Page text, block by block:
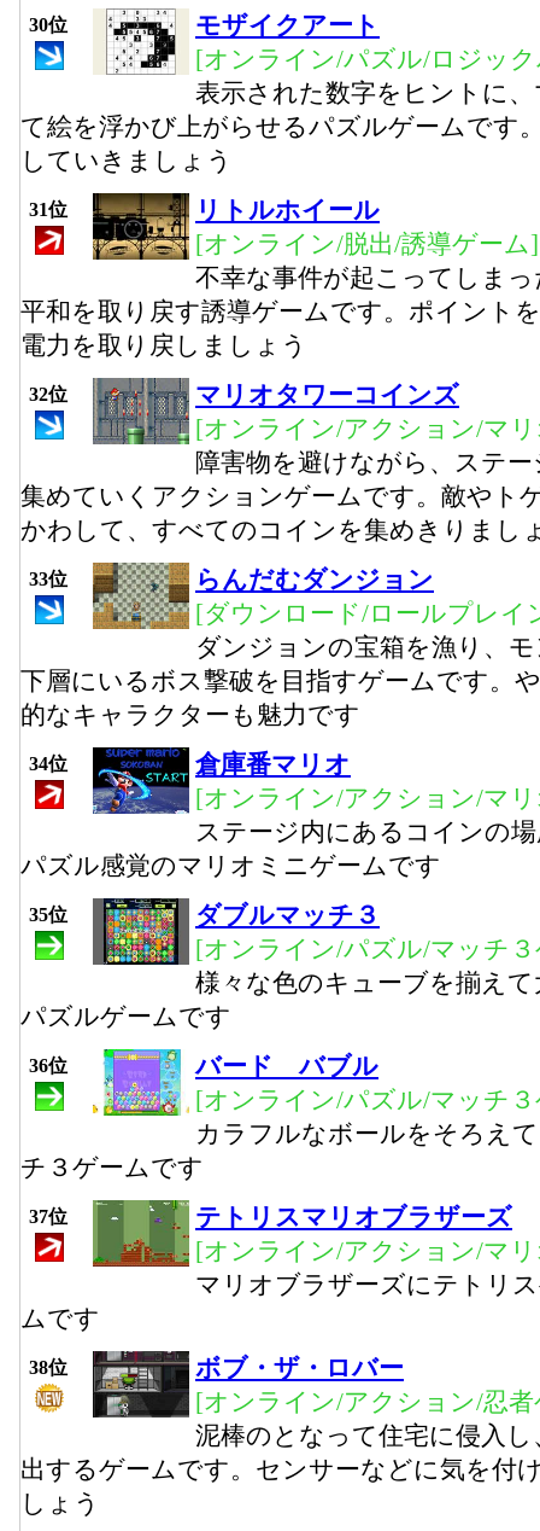
30位
モザイクアート
[オンライン/パズル/ロジッ
表示された数字をヒントに
て絵を浮かび上がらせるパズルゲームです
していきましょう
31位
リトルホイール
[オンライン/脱出/誘導ゲーム]
不幸な事件が起こってしま
平和を取り戻す誘導ゲームです。ポイント
電力を取り戻しましょう
32位
マリオタワーコインズ
[オンライン/アクション/マ
障害物を避けながら、ステ
集めていくアクションゲームです。敵やト
かわして、すべてのコインを集めきりまし
33位
らんだむダンジョン
[ダウンロード/ロールプレイ
ダンジョンの宝箱を漁り、
下層にいるボス撃破を目指すゲームです。
的なキャラクターも魅力です
34位
倉庫番マリオ
[オンライン/アクション/マ
ステージ内にあるコインの
パズル感覚のマリオミニゲームです
35位
ダブルマッチ３
[オンライン/パズル/マッチ
様々な色のキューブを揃え
パズルゲームです
36位
バード バブル
[オンライン/パズル/マッチ
カラフルなボールをそろえ
チ３ゲームです
37位
テトリスマリオブラザーズ
[オンライン/アクション/マ
マリオブラザーズにテトリ
ムです
38位
ボブ・ザ・ロバー
[オンライン/アクション/忍
泥棒のとなって住宅に侵入
出するゲームです。センサーなどに気を付
しょう